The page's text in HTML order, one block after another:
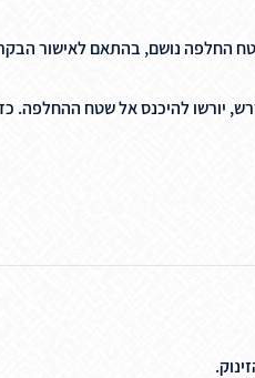
החלפה נושם, בהתאם לאישור
יורשו להיכנס אל שטח